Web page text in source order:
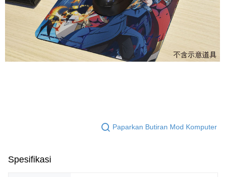
Paparkan Butiran Mod Komputer
Spesifikasi